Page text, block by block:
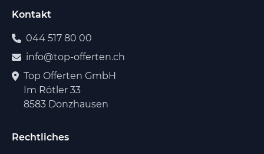
Kontakt
044 517 80 00
info@top-offerten.ch
Top Offerten GmbH
Im Rötler 33
8583 Donzhausen
Rechtliches